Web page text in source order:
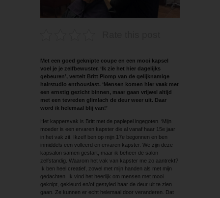
Met een goed geknipte coupe en een mooi kapsel
voel je je zelfbewuster. ‘Ik zie het hier dagelijks
gebeuren’, vertelt Britt Plomp van de gelijknamige
hairstudio enthousiast. ‘Mensen komen hier vaak met
een ernstig gezicht binnen, maar gaan vrijwel altijd
met een tevreden glimlach de deur weer uit. Daar
word ik helemaal blij van!’
Het kappersvak is Britt met de paplepel ingegoten. ‘Mijn
moeder is een ervaren kapster die al vanaf haar 15e jaar
in het vak zit. Ikzelf ben op mijn 17e begonnen en ben
inmiddels een volleerd en ervaren kapster. We zijn deze
kapsalon samen gestart, maar ik beheer de salon
zelfstandig. Waarom het vak van kapster me zo aantrekt?
Ik ben heel creatief, zowel met mijn handen als met mijn
gedachten. Ik vind het heerlijk om mensen met mooi
geknipt, gekleurd en/of gestyled haar de deur uit te zien
gaan. Ze kunnen er echt helemaal door veranderen. Dat